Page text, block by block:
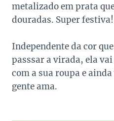
metalizado em prata
douradas. Super festiva!
Independente da cor
passsar a virada, ela
com a sua roupa e
gente ama.